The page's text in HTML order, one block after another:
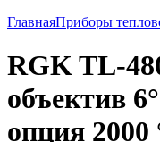
ГлавнаяПриборы
RGK TL-
объектив
опция 2000